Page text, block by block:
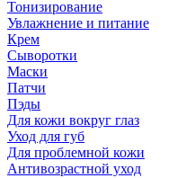
Тонизирование
Увлажнение и питание
Крем
Сыворотки
Маски
Патчи
Пэды
Для кожи вокруг глаз
Уход для губ
Для проблемной кожи
Антивозрастной уход